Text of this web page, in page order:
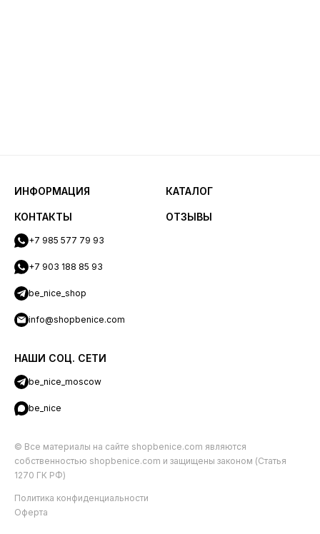
ИНФОРМАЦИЯ КАТАЛОГ
КОНТАКТЫ
+7 985 577 79 93
+7 903 188 85 93
be_nice_shop
info@shopbenice.com
НАШИ СОЦ. СЕТИ
be_nice_moscow
be_nice
ОТЗЫВЫ
© Все материалы на сайте shopbenice.com являются
собственностью shopbenice.com и защищены законом (Статья
1270 ГК РФ)
Политика конфиденциальности
Оферта